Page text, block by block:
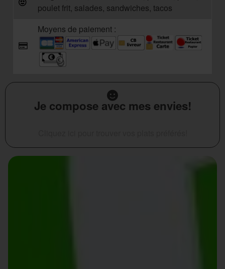
poulet frit, salades, sandwiches, tacos
Moyens de paiement :
Je compose avec mes envies!